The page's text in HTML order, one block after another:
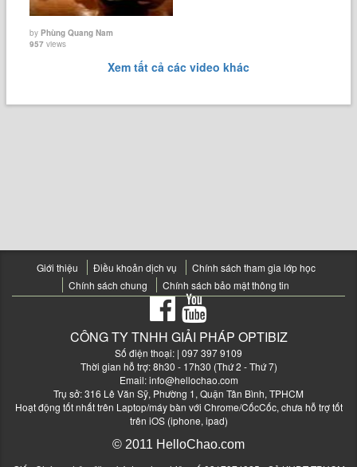
byPhùng Quang Nam
957 views
Xem tất cả các video khác
Giới thiệu Điều khoản dịch vụ
Chính sách tham gia lớp học
Chính sách chung
Chính sách bảo mật thông tin
CÔNG TY TNHH GIẢI PHÁP OPTIBIZ
Số điện thoại: | 097 397 9109
Thời gian hỗ trợ: 8h30 - 17h30 (Thứ 2 - Thứ 7)
Email:info@hellochao.com
Trụ sở: 316 Lê Văn Sỹ, Phường 1, Quận Tân Bình, TPHCM
Hoạt động tốt nhất trên Laptop/máy bàn với Chrome/CốcCốc, chưa hỗ trợ tốt
trên iOS (iphone, ipad)
© 2011 HelloChao.com